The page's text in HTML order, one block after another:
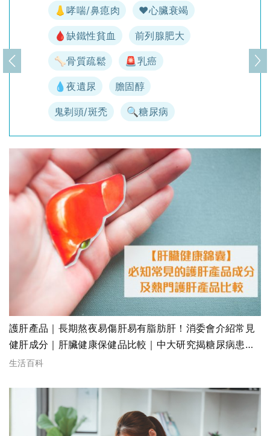
👃哮喘/鼻瘜肉 ♥️心臟衰竭
🩸缺鐵性貧血 前列腺肥大
🦴骨質疏鬆 🚨乳癌
💧夜遺尿 膽固醇
鬼剃頭/斑禿 🔍糖尿病
上一頁 下
護肝產品｜長期熬夜易傷肝易有脂肪肝！消委會介紹常見
健肝成分｜肝臟健康保健品比較｜中大研究揭糖尿病患者
逾7成有脂肪肝
生活百科